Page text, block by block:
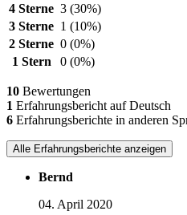
4 Sterne 3 (30%)
3 Sterne 1 (10%)
2 Sterne 0 (0%)
1 Stern
0 (0%)
10 Bewertungen
1 Erfahrungsbericht auf Deutsch
6 Erfahrungsberichte in anderen
Alle Erfahrungsberichte anzeigen
Bernd
04. April 2020